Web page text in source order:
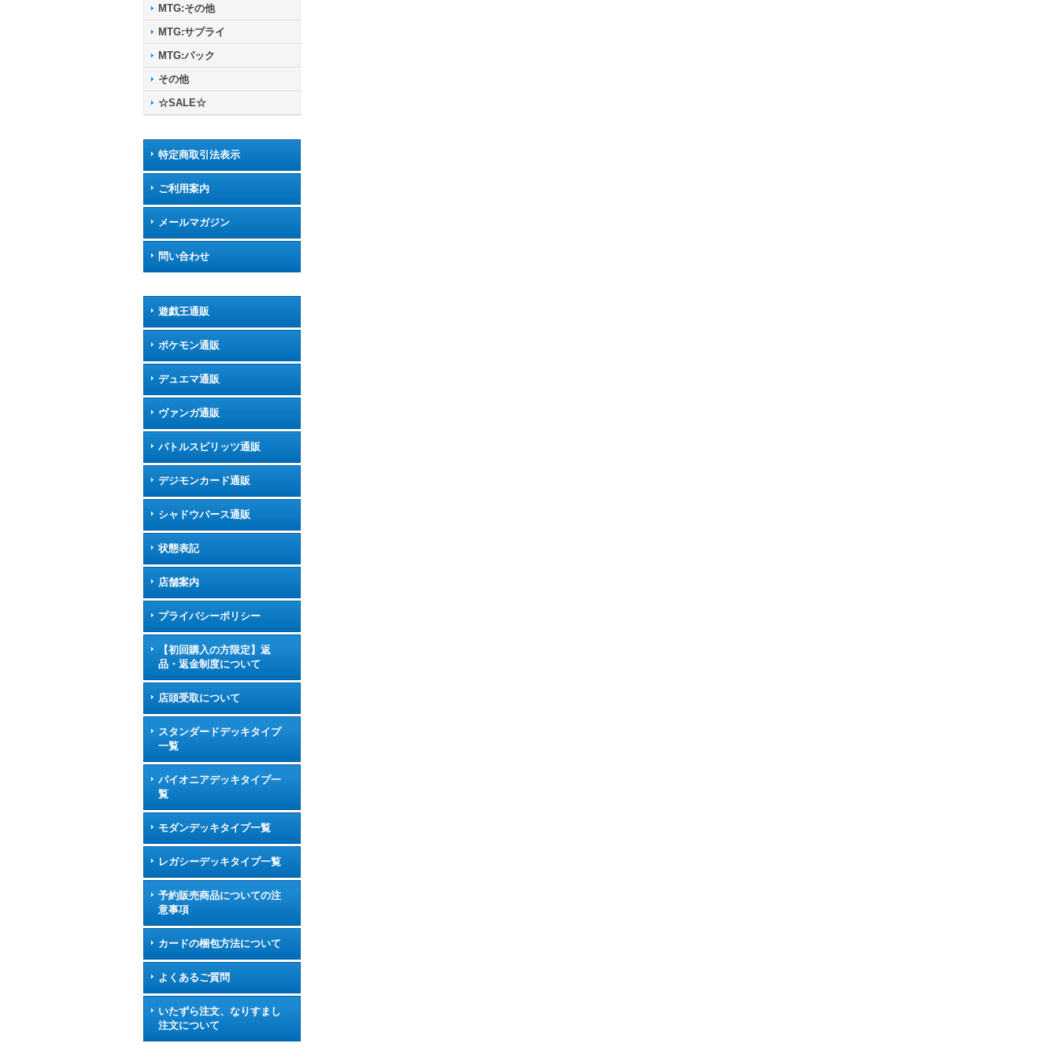
MTG:その他
MTG:サプライ
MTG:パック
その他
☆SALE☆
特定商取引法表示
ご利用案内
メールマガジン
問い合わせ
遊戯王通販
ポケモン通販
デュエマ通販
ヴァンガ通販
バトルスピリッツ通販
デジモンカード通販
シャドウバース通販
状態表記
店舗案内
プライバシーポリシー
【初回購入の方限定】返
品・返金制度について
店頭受取について
スタンダードデッキタイプ
一覧
パイオニアデッキタイプ一
覧
モダンデッキタイプ一覧
レガシーデッキタイプ一覧
予約販売商品についての注
意事項
カードの梱包方法について
よくあるご質問
いたずら注文、なりすまし
注文について